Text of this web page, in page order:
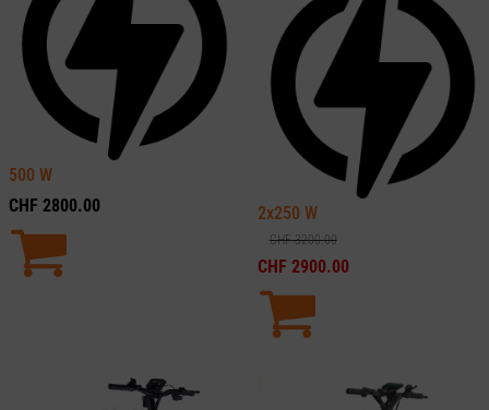
500 W
CHF 2800.00 2x250 W
CHF3200.00
CHF 2900.00